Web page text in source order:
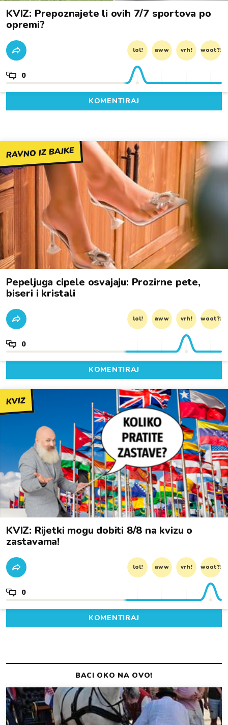
KVIZ: Prepoznajete li ovih 7/7 sportova po
opremi?
lol! aww vrh! woot?!
0
KOMENTIRAJ
RAVNO IZ BAJKE
Pepeljuga cipele osvajaju: Prozirne pete,
biseri i kristali
lol! aww vrh! woot?!
0
KOMENTIRAJ
KVIZ
KVIZ: Rijetki mogu dobiti 8/8 na kvizu o
zastavama!
lol! aww vrh! woot?!
0
KOMENTIRAJ